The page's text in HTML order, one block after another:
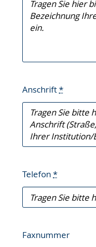
Anschrift*
Telefon *
Faxnummer